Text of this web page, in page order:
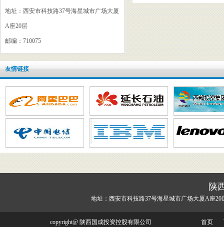
地址：西安市科技路37号海星城市广场大厦
A座20层
邮编：710075
友情链接
陕
地址：西安市科技路37号海星城市广场大厦A座
copyright@ 陕西国成投资控股有限公司 首页